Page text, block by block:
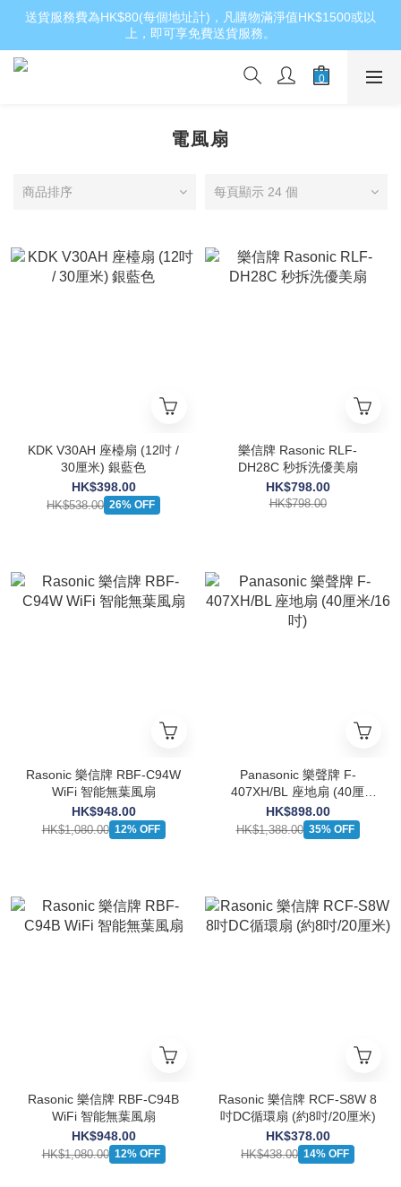
送貨服務費為HK$80(每個地址計)，凡購物滿淨值HK$1500或以
上，即可享免費送貨服務。
電風扇
商品排序 每頁顯示 24 個
KDK V30AH 座檯扇 (12吋 /
30厘米) 銀藍色
HK$398.00
HK$538.00 26% OFF
樂信牌 Rasonic RLF-
DH28C 秒拆洗優美扇
HK$798.00
HK$798.00
Rasonic 樂信牌 RBF-C94W
WiFi 智能無葉風扇
HK$948.00
HK$1,080.00 12% OFF
Panasonic 樂聲牌 F-
407XH/BL 座地扇 (40厘
米/16吋)
HK$898.00
HK$1,388.00 35% OFF
Rasonic 樂信牌 RBF-C94B
WiFi 智能無葉風扇
HK$948.00
HK$1,080.00 12% OFF
Rasonic 樂信牌 RCF-S8W 8
吋DC循環扇 (約8吋/20厘米)
HK$378.00
HK$438.00 14% OFF